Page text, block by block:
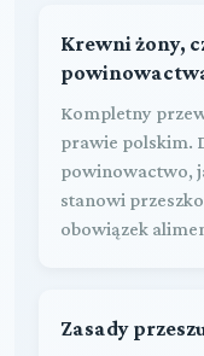
Krewni żony,
Kompletny
prawie polskim.
powinowactwo,
stanowi
obowiązek
Zasady